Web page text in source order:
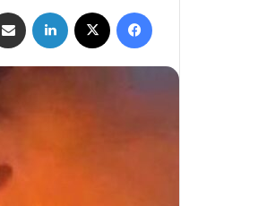
فيسبوك لينكدإن